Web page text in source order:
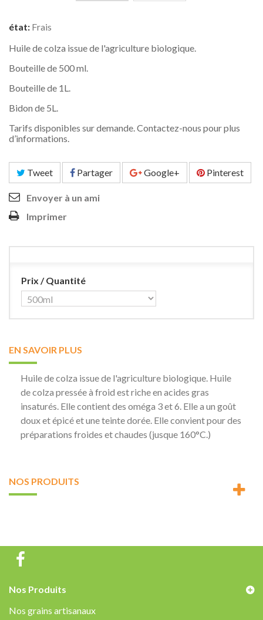
état: Frais
Huile de colza issue de l'agriculture biologique.
Bouteille de 500 ml.
Bouteille de 1L.
Bidon de 5L.
Tarifs disponibles sur demande. Contactez-nous pour plus
d’informations.
Tweet Partager Google+ Pinterest
Envoyer à un ami
Imprimer
Prix / Quantité
EN SAVOIR PLUS
Huile de colza issue de l'agriculture biologique. Huile
de colza pressée à froid est riche en acides gras
insaturés. Elle contient des oméga 3 et 6. Elle a un goût
doux et épicé et une teinte dorée. Elle convient pour des
préparations froides et chaudes (jusque 160°C.)
NOS PRODUITS
Nos Produits
Nos grains artisanaux